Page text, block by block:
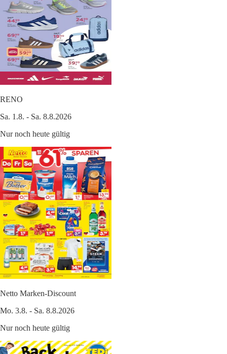
RENO
Sa. 1.8. - Sa. 8.8.2026
Nur noch heute gültig
Netto Marken-Discount
Mo. 3.8. - Sa. 8.8.2026
Nur noch heute gültig